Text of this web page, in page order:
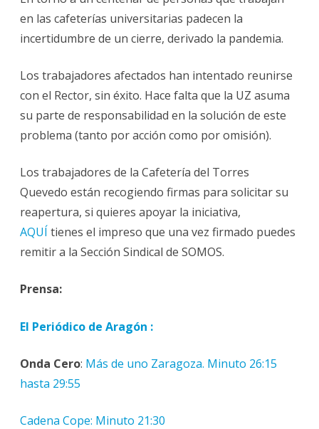
que
padece
el
personal
de
universitarias.
en las cafeterías universitarias padecen la
incertidumbre de un cierre, derivado la pandemia.
Los trabajadores afectados han intentado reunirse
con el Rector, sin éxito. Hace falta que la UZ asuma
su parte de responsabilidad en la solución de este
problema (tanto por acción como por omisión).
Los trabajadores de la Cafetería del Torres
Quevedo están recogiendo firmas para solicitar su
reapertura, si quieres apoyar la iniciativa,
AQUÍtienes el impreso que una vez firmado puedes
remitir a la Sección Sindical de SOMOS.
Prensa:
El Periódico de Aragón :
Onda Cero: Más de uno Zaragoza. Minuto 26:15
hasta 29:55
Cadena Cope: Minuto 21:30